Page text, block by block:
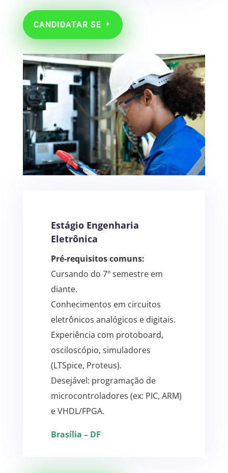
CANDIDATAR SE
Estágio Engenharia
Eletrônica
Pré-requisitos comuns:
Cursando do 7º semestre em
diante.
Conhecimentos em circuitos
eletrônicos analógicos e digitais.
Experiência com protoboard,
osciloscópio, simuladores
(LTSpice, Proteus).
Desejável: programação de
microcontroladores (ex: PIC, ARM)
e VHDL/FPGA.
Brasília – DF